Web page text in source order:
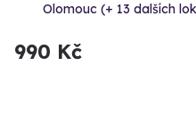
Olomouc (+ 13 dalších
990 Kč